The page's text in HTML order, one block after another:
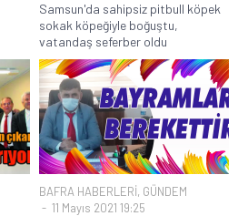
Samsun'da sahipsiz pitbull köpek
sokak köpeğiyle boğuştu,
vatandaş seferber oldu
BAFRA HABERLERİ, GÜNDEM
11 Mayıs 2021 19:25